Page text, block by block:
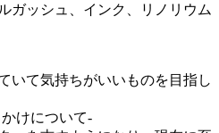
ガッシュ、インク、リノリウム
いて気持ちがいいものを目指し
けについて-